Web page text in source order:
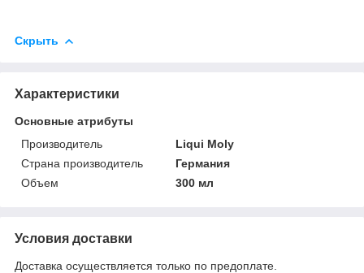
Скрыть
Характеристики
Основные атрибуты
Производитель
Liqui Moly
Страна производитель
Германия
Объем
300 мл
Условия доставки
Доставка осуществляется только по предоплате.